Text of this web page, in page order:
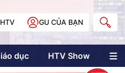
GU CỦA BẠN
dục HTV Show